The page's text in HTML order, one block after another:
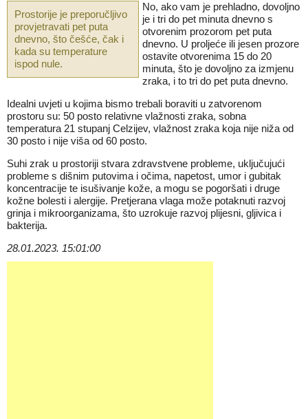
Prostorije je preporučljivo
provjetravati pet puta
dnevno, što češće, čak i
kada su temperature
ispod nule.
No, ako vam je prehladno, dovoljno
je i tri do pet minuta dnevno s
otvorenim prozorom pet puta
dnevno. U proljeće ili jesen prozore
ostavite otvorenima 15 do 20
minuta, što je dovoljno za izmjenu
zraka, i to tri do pet puta dnevno.
Idealni uvjeti u kojima bismo trebali boraviti u zatvorenom
prostoru su: 50 posto relativne vlažnosti zraka, sobna
temperatura 21 stupanj Celzijev, vlažnost zraka koja nije niža od
30 posto i nije viša od 60 posto.
Suhi zrak u prostoriji stvara zdravstvene probleme, uključujući
probleme s dišnim putovima i očima, napetost, umor i gubitak
koncentracije te isušivanje kože, a mogu se pogoršati i druge
kožne bolesti i alergije. Pretjerana vlaga može potaknuti razvoj
grinja i mikroorganizama, što uzrokuje razvoj plijesni, gljivica i
bakterija.
28.01.2023. 15:01:00